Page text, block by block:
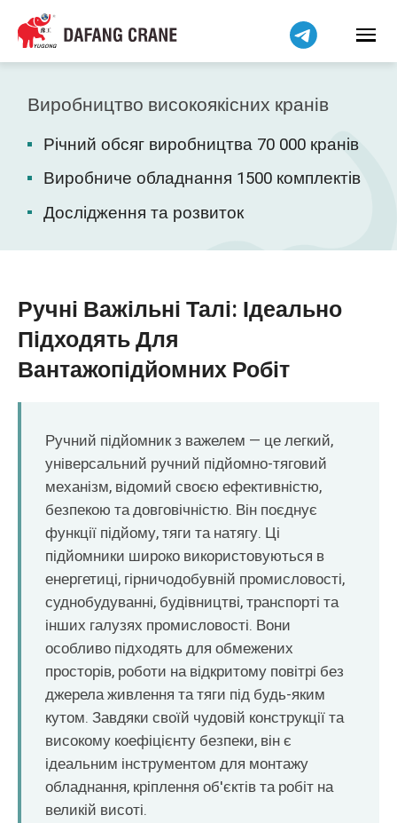
Виробництво високоякісних кранів
Річний обсяг виробництва 70 000 кранів
Виробниче обладнання 1500 комплектів
Дослідження та розвиток
Ручні Важільні Талі: Ідеально
Підходять Для
Вантажопідйомних Робіт
Ручний підйомник з важелем — це легкий,
універсальний ручний підйомно-тяговий
механізм, відомий своєю ефективністю,
безпекою та довговічністю. Він поєднує
функції підйому, тяги та натягу. Ці
підйомники широко використовуються в
енергетиці, гірничодобувній промисловості,
суднобудуванні, будівництві, транспорті та
інших галузях промисловості. Вони
особливо підходять для обмежених
просторів, роботи на відкритому повітрі без
джерела живлення та тяги під будь-яким
кутом. Завдяки своїй чудовій конструкції та
високому коефіцієнту безпеки, він є
ідеальним інструментом для монтажу
обладнання, кріплення об'єктів та робіт на
великій висоті.
हिन्दी
Bahasa Indonesia
Bahasa Melayu
Tiếng Việt
简体中文
বাংলা
فارسی
Pilipino
Kiswahili
Dansk
Norsk
O‘zbekcha